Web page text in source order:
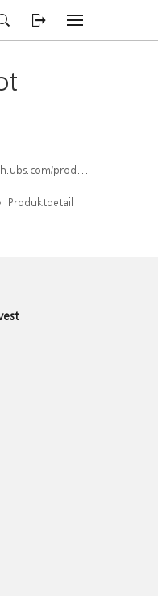
index/isin/CH1567391383
Produktdetail